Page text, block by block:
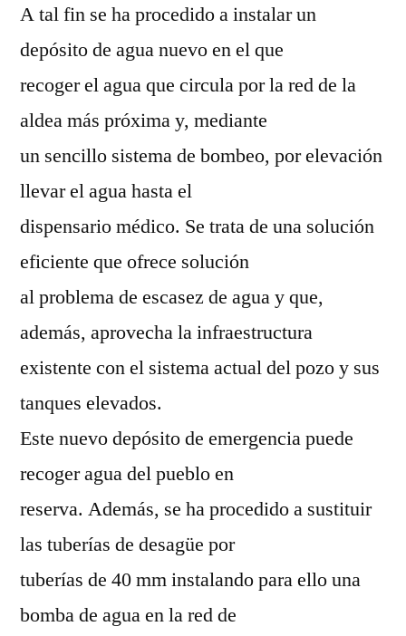
A tal fin se ha procedido a instalar un
depósito de agua nuevo en el que
recoger el agua que circula por la red de la
aldea más próxima y, mediante
un sencillo sistema de bombeo, por elevación
llevar el agua hasta el
dispensario médico. Se trata de una solución
eficiente que ofrece solución
al problema de escasez de agua y que,
además, aprovecha la infraestructura
existente con el sistema actual del pozo y sus
tanques elevados.
Este nuevo depósito de emergencia puede
recoger agua del pueblo en
reserva. Además, se ha procedido a sustituir
las tuberías de desagüe por
tuberías de 40 mm instalando para ello una
bomba de agua en la red de